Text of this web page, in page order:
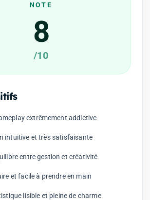
NOTE
8
/10
extrêmement addictive
intuitive et très satisfaisante
entre gestion et créativité
et facile à prendre en main
lisible et pleine de charme